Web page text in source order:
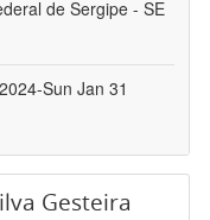
de Sergipe - SE
Sun Jan 31
Gesteira